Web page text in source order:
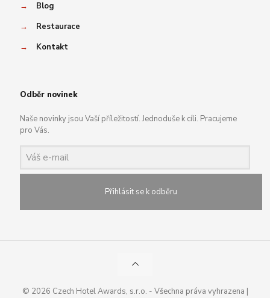
→
Blog
→
Restaurace
→
Kontakt
Odběr novinek
Naše novinky jsou Vaší příležitostí. Jednoduše k cíli. Pracujeme
pro Vás.
Přihlásit se k odběru
© 2026 Czech Hotel Awards, s.r.o. - Všechna práva vyhrazena |